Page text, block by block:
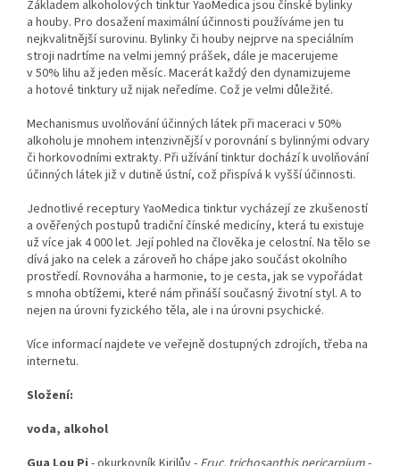
Základem alkoholových tinktur YaoMedica jsou čínské bylinky
a houby. Pro dosažení maximální účinnosti používáme jen tu
nejkvalitnější surovinu. Bylinky či houby nejprve na speciálním
stroji nadrtíme na velmi jemný prášek, dále je macerujeme
v 50% lihu až jeden měsíc. Macerát každý den dynamizujeme
a hotové tinktury už nijak neředíme. Což je velmi důležité.
Mechanismus uvolňování účinných látek při maceraci v 50%
alkoholu je mnohem intenzivnější v porovnání s bylinnými odvary
či horkovodními extrakty. Při užívání tinktur dochází k uvolňování
účinných látek již v dutině ústní, což přispívá k vyšší účinnosti.
Jednotlivé receptury YaoMedica tinktur vycházejí ze zkušeností
a ověřených postupů tradiční čínské medicíny, která tu existuje
už více jak 4 000 let. Její pohled na člověka je celostní. Na tělo se
dívá jako na celek a zároveň ho chápe jako součást okolního
prostředí. Rovnováha a harmonie, to je cesta, jak se vypořádat
s mnoha obtížemi, které nám přináší současný životní styl. A to
nejen na úrovni fyzického těla, ale i na úrovni psychické.
Více informací najdete ve veřejně dostupných zdrojích, třeba na
internetu.
Složení:
voda, alkohol